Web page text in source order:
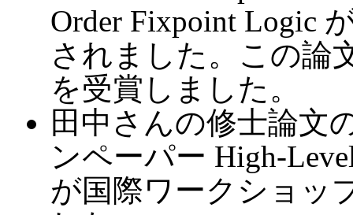
Order Fixpoint Logic
されました。この論
を受賞しました。
田中さんの修士論文
ンペーパー High-
が国際ワークショッ